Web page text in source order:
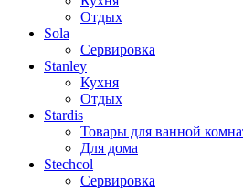
Отдых
Sola
Сервировка
Stanley
Кухня
Отдых
Stardis
Товары для ванной
Для дома
Stechcol
Сервировка